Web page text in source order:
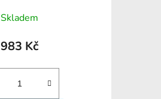
Skladem
983 Kč